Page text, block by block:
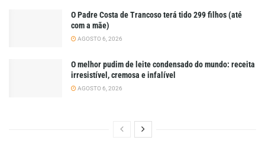
O Padre Costa de Trancoso terá tido 299 filhos (até
com a mãe)
AGOSTO 6, 2026
O melhor pudim de leite condensado do mundo: receita
irresistível, cremosa e infalível
AGOSTO 6, 2026